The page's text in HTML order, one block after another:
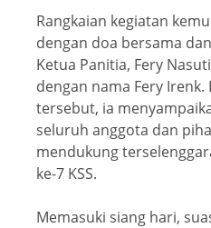
Rangkaian kegiatan
dengan doa bersama
Ketua Panitia, Fery
dengan nama Fery
tersebut, ia
seluruh anggota dan
mendukung
ke-7 KSS.
Memasuki siang hari,